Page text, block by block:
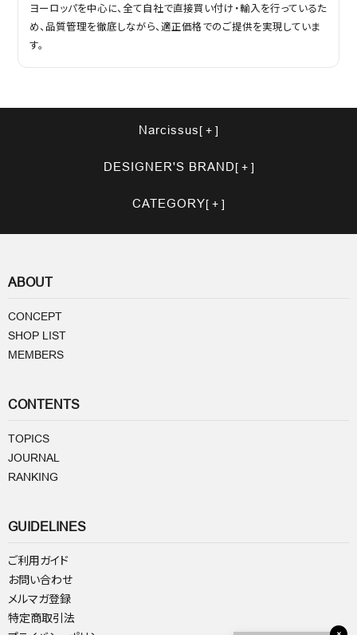
ヨーロッパを中心に、全て自社で直接買い付け・輸入を行っているた
め、品質管理を徹底しながら、適正価格でのご提供を実現していま
す。
Narcissus
DESIGNER'S BRAND
CATEGORY
ABOUT
CONCEPT
SHOP LIST
MEMBERS
CONTENTS
TOPICS
JOURNAL
RANKING
GUIDELINES
ご利用ガイド
お問い合わせ
メルマガ登録
特定商取引法